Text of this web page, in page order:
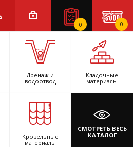
0 0
Дренаж и
водоотвод
Кладочные
материалы
Кровельные
материалы
СМОТРЕТЬ ВЕСЬ
КАТАЛОГ